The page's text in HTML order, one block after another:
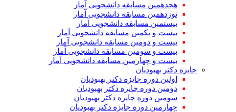
هجدهمین مسابقه دانشجویی آمار
نوزدهمین مسابقه دانشجویی آمار
بیستمین مسابقه دانشجویی آمار
بیست و یکمین مسابقه دانشجویی آمار
بیست و دومین مسابقه دانشجویی آمار
بیست و سومین مسابقه دانشجویی آمار
بیست و چهارمین مسابقه دانشجویی آمار
جایزه دکتر بهبودیان
اولین دوره جایزه دکتر بهبودیان
دومین دوره جایزه دکتر بهبودیان
سومین دوره جایزه دکتر بهبودیان
چهارمین دوره جایزه دکتر بهبودیان